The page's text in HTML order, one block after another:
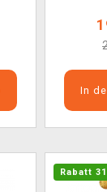
In
Rabatt